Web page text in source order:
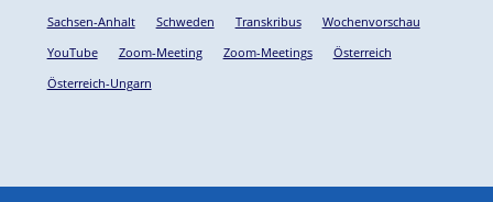
Sachsen-Anhalt
Schweden Transkribus
Wochenvorschau
YouTube
Zoom-Meeting Zoom-Meetings
Österreich
Österreich-Ungarn